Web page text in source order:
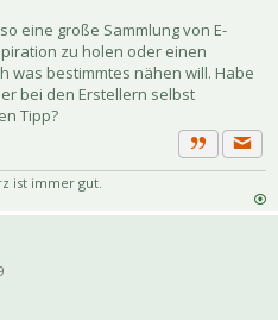
eine große Sammlung von E-
zu holen oder einen
was bestimmtes nähen will. Habe
bei den Erstellern selbst
Tipp?
Zitat
ist immer gut.